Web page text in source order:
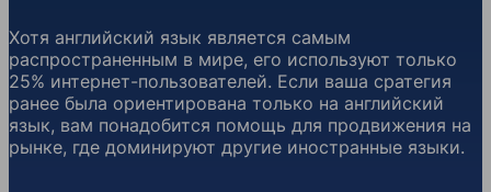
Хотя английский язык является самым
распространенным в мире, его используют только
25% интернет-пользователей. Если ваша сратегия
ранее была ориентирована только на английский
язык, вам понадобится помощь для продвижения на
рынке, где доминируют другие иностранные языки.